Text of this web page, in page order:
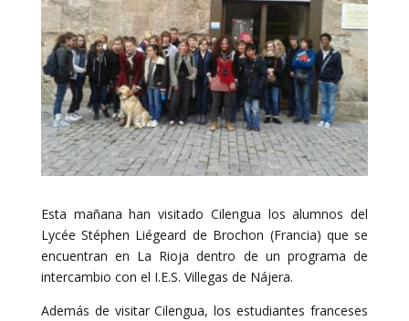
Esta mañana han visitado Cilengua los alumnos del
Lycée Stéphen Liégeard de Brochon (Francia) que se
encuentran en La Rioja dentro de un programa de
intercambio con el I.E.S. Villegas de Nájera.
Además de visitar Cilengua, los estudiantes franceses